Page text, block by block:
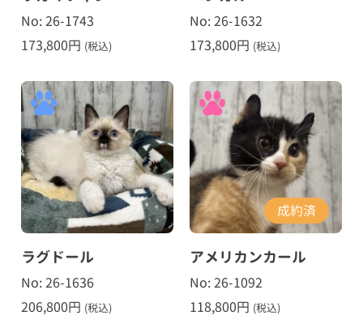
No: 26-1743
173,800円 (税込)
No: 26-1632
173,800円 (税込)
ラグドール
No: 26-1636
206,800円 (税込)
成約済
アメリカンカール
No: 26-1092
118,800円 (税込)